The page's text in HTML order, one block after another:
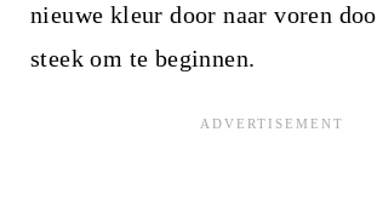
nieuwe kleur door naar voren
steek om te beginnen.